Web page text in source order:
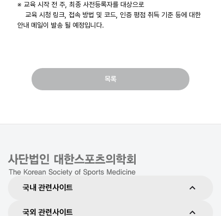
※ 교육 시작 전 주, 최종 사전등록자를 대상으로
교육 시청 링크, 접속 방법 및 코드, 인증 평점 취득 기준 등에 대한
안내 메일이 발송 될 예정입니다.
목록
국내 관련사이트
국외 관련사이트